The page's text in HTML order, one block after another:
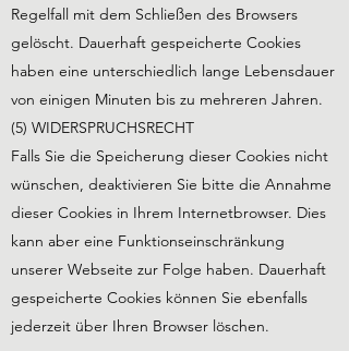
Regelfall mit dem Schließen des Browsers
gelöscht. Dauerhaft gespeicherte Cookies
haben eine unterschiedlich lange Lebensdauer
von einigen Minuten bis zu mehreren Jahren.
(5) WIDERSPRUCHSRECHT
Falls Sie die Speicherung dieser Cookies nicht
wünschen, deaktivieren Sie bitte die Annahme
dieser Cookies in Ihrem Internetbrowser. Dies
kann aber eine Funktionseinschränkung
unserer Webseite zur Folge haben. Dauerhaft
gespeicherte Cookies können Sie ebenfalls
jederzeit über Ihren Browser löschen.